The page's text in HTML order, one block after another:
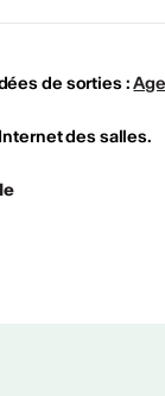
de sorties :
des salles.